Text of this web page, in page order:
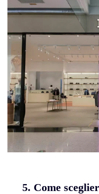
5. Come